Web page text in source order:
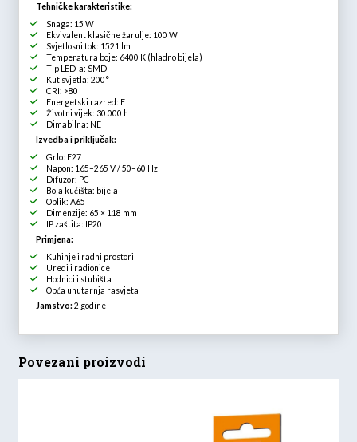
Tehničke karakteristike:
Snaga: 15 W
Ekvivalent klasične žarulje: 100 W
Svjetlosni tok: 1521 lm
Temperatura boje: 6400 K (hladno bijela)
Tip LED-a: SMD
Kut svjetla: 200°
CRI: >80
Energetski razred: F
Životni vijek: 30.000 h
Dimabilna: NE
Izvedba i priključak:
Grlo: E27
Napon: 165–265 V / 50–60 Hz
Difuzor: PC
Boja kućišta: bijela
Oblik: A65
Dimenzije: 65 × 118 mm
IP zaštita: IP20
Primjena:
Kuhinje i radni prostori
Uredi i radionice
Hodnici i stubišta
Opća unutarnja rasvjeta
Jamstvo: 2 godine
Povezani proizvodi